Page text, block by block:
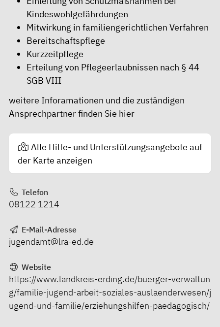
Kindeswohlgefährdungen
Mitwirkung in familiengerichtlichen Verfahren
Bereitschaftspflege
Kurzzeitpflege
Erteilung von Pflegeerlaubnissen nach § 44
SGB VIII
weitere Inforamationen und die zuständigen
Ansprechpartner finden Sie hier
Alle Hilfe- und Unterstützungsangebote auf
der Karte anzeigen
Telefon
08122 1214
E-Mail-Adresse
jugendamt@lra-ed.de
Website
https://www.landkreis-erding.de/buerger-verwaltun
g/familie-jugend-arbeit-soziales-auslaenderwesen/j
ugend-und-familie/erziehungshilfen-paedagogisch/